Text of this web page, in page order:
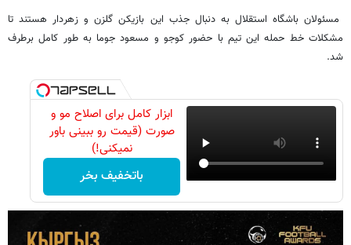
مسئولان باشگاه استقلال به دنبال جذب این بازیکن گلزن و زهردار هستند تا
مشکلات خط حمله این تیم با حضور کوجو و مسعود جوما به طور کامل برطرف
شد.
ابزار کامل برای اصلاح مو و
صورت (قیمت رو ببینی باور
نمیکنی!)
باتخفیف بخر